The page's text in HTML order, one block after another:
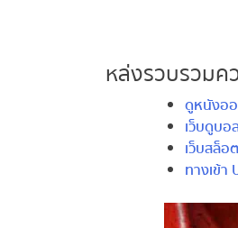
หล่งรวบรวมค
ดูหนังออ
เว็บดูบอ
เว็บสล็อต
ทางเข้า